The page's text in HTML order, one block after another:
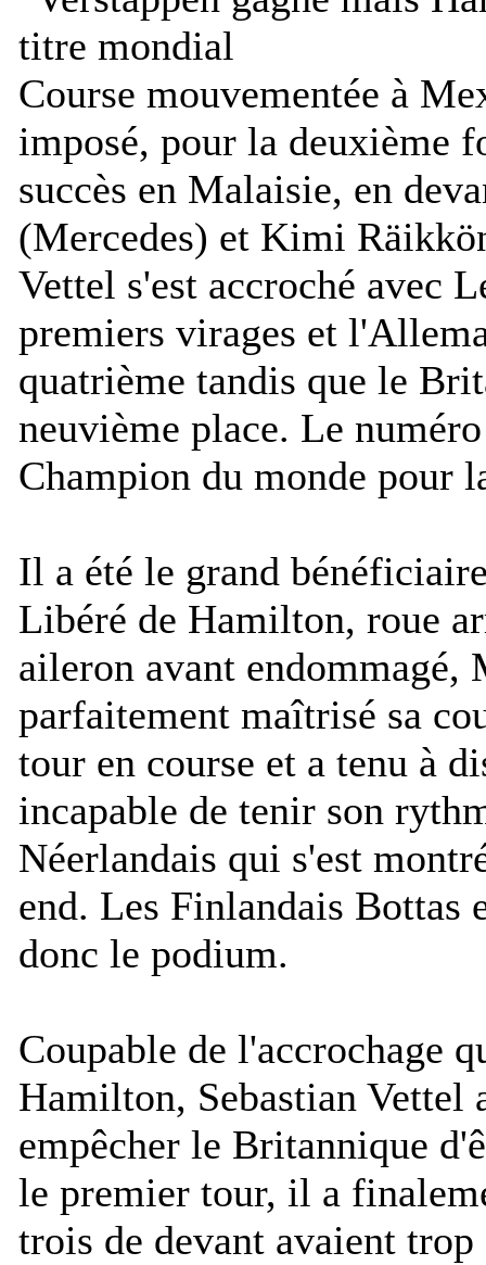
Course mouvementée à
imposé, pour la deuxième
succès en Malaisie, en
(Mercedes) et Kimi
Vettel s'est accroché avec
premiers virages et
quatrième tandis que le
neuvième place. Le
Champion du monde pour
Il a été le grand
Libéré de Hamilton, roue
aileron avant endommagé,
parfaitement maîtrisé sa
tour en course et a tenu à
incapable de tenir son
Néerlandais qui s'est
end. Les Finlandais Bottas
donc le podium.
Coupable de l'accrochage
Hamilton, Sebastian Vettel
empêcher le Britannique
le premier tour, il a
trois de devant avaient